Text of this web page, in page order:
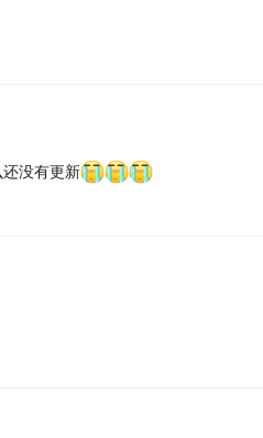
没有更新